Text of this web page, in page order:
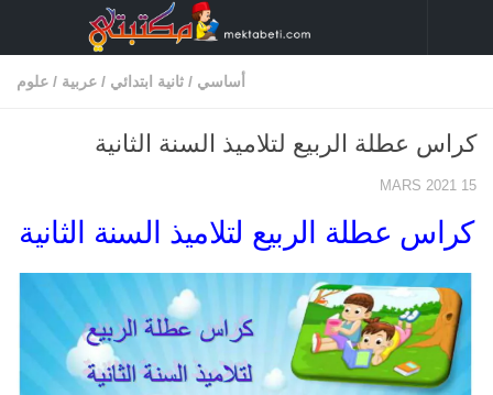
Skip to content
أساسي / ثانية ابتدائي / عربية / علوم
كراس عطلة الربيع لتلاميذ السنة الثانية
15 MARS 2021
كراس عطلة الربيع لتلاميذ السنة الثانية